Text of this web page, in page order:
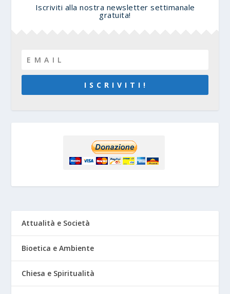
Iscriviti alla nostra newsletter settimanale
gratuita!
I S C R I V I T I !
Attualità e Società
Bioetica e Ambiente
Chiesa e Spiritualità